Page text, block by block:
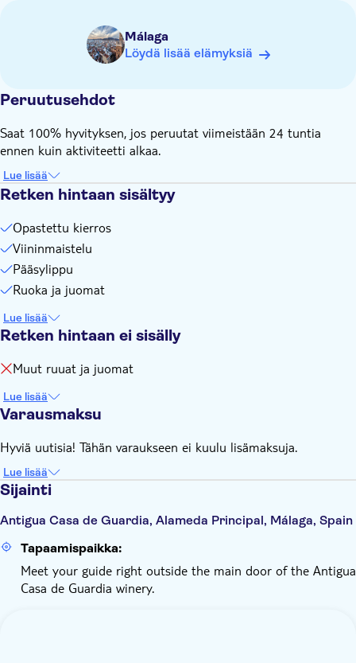
depending on the languages of participants
Málaga
Löydä lisää elämyksiä
Peruutusehdot
Saat 100% hyvityksen, jos peruutat viimeistään 24 tuntia
ennen kuin aktiviteetti alkaa.
Lue lisää
Retken hintaan sisältyy
Opastettu kierros
Viininmaistelu
Pääsylippu
Ruoka ja juomat
Lue lisää
Retken hintaan ei sisälly
Muut ruuat ja juomat
Lue lisää
Varausmaksu
Hyviä uutisia! Tähän varaukseen ei kuulu lisämaksuja.
Lue lisää
Sijainti
Antigua Casa de Guardia, Alameda Principal, Málaga, Spain
Tapaamispaikka:
Meet your guide right outside the main door of the Antigua
Casa de Guardia winery.